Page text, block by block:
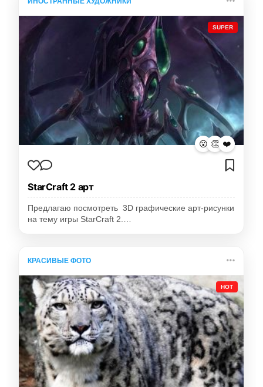
SUPER
😮 👏 ❤️
StarCraft 2 арт
Предлагаю посмотреть 3D графические арт-рисунки
на тему игры StarCraft 2.…
КРАСИВЫЕ ФОТО
HOT